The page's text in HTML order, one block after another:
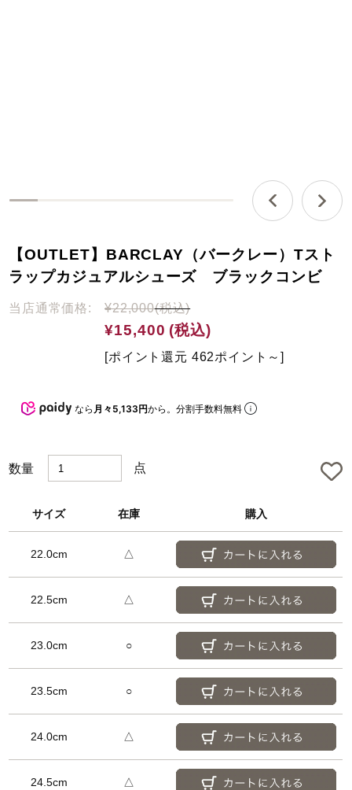
0
m
p
l
e
【OUTLET】BARCLAY（バークレー）Tスト
ラップカジュアルシューズ ブラックコンビ
当店通常価格: ¥22,000(税込)
¥15,400 (税込)
[ポイント還元 462ポイント～]
なら 月々5,133円から。分割手数料無料
数量 点
サイズ 在庫 購入
22.0cm △
22.5cm △
23.0cm ○
23.5cm ○
24.0cm △
24.5cm △